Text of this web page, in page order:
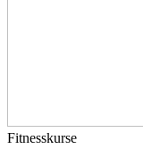
Fitnesskurse